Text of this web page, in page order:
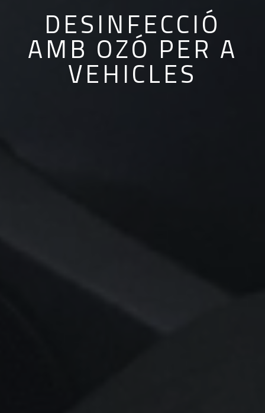
DESINFECCIÓ
AMB OZÓ PER A
VEHICLES